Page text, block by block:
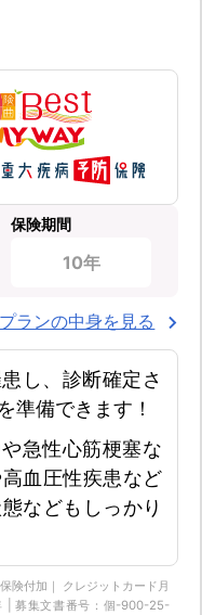
保険期間
10年
プランの中身を見る
し、診断確定さ
準備できます！
急性心筋梗塞な
血圧性疾患など
などもしっかり
険付加｜ クレジットカード月
| 募集文書番号：個-900-25-